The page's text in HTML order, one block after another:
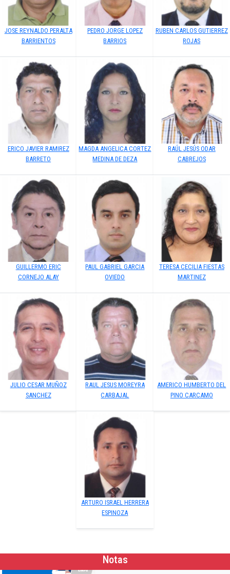
JOSE REYNALDO PERALTA
BARRIENTOS
PEDRO JORGE LOPEZ
BARRIOS
RUBEN CARLOS GUTIERREZ
ROJAS
ERICO JAVIER RAMIREZ
BARRETO
MAGDA ANGELICA CORTEZ
MEDINA DE DEZA
RAÚL JESÚS ODAR
CABREJOS
GUILLERMO ERIC
CORNEJO ALAY
PAUL GABRIEL GARCIA
OVIEDO
TERESA CECILIA FIESTAS
MARTINEZ
JULIO CESAR MUÑOZ
SANCHEZ
RAUL JESUS MOREYRA
CARBAJAL
AMERICO HUMBERTO DEL
PINO CARCAMO
ARTURO ISRAEL HERRERA
ESPINOZA
Notas